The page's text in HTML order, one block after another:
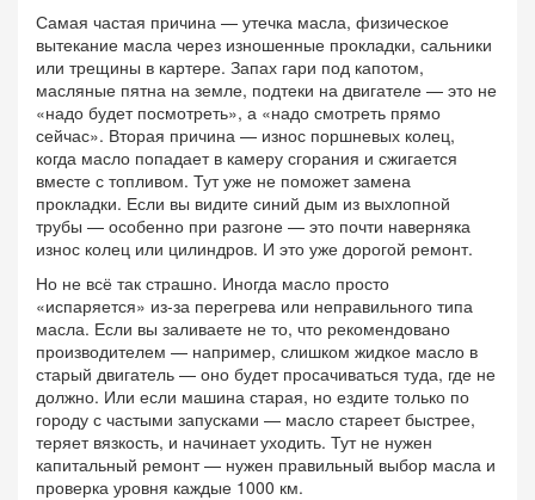
Самая частая причина — утечка масла, физическое
вытекание масла через изношенные прокладки, сальники
или трещины в картере. Запах гари под капотом,
масляные пятна на земле, подтеки на двигателе — это не
«надо будет посмотреть», а «надо смотреть прямо
сейчас». Вторая причина — износ поршневых колец,
когда масло попадает в камеру сгорания и сжигается
вместе с топливом. Тут уже не поможет замена
прокладки. Если вы видите синий дым из выхлопной
трубы — особенно при разгоне — это почти наверняка
износ колец или цилиндров. И это уже дорогой ремонт.
Но не всё так страшно. Иногда масло просто
«испаряется» из-за перегрева или неправильного типа
масла. Если вы заливаете не то, что рекомендовано
производителем — например, слишком жидкое масло в
старый двигатель — оно будет просачиваться туда, где не
должно. Или если машина старая, но ездите только по
городу с частыми запусками — масло стареет быстрее,
теряет вязкость, и начинает уходить. Тут не нужен
капитальный ремонт — нужен правильный выбор масла и
проверка уровня каждые 1000 км.